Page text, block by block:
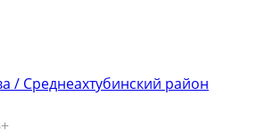
/ Среднеахтубинский район